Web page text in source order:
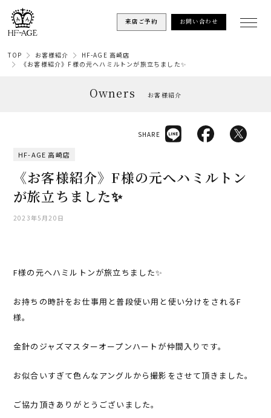
来店ご予約 お問い合わせ
TOP お客様紹介
HF-AGE 高崎店
《お客様紹介》F様の元へハミルトンが旅立ちました✨
Owners お客様紹介
HF-AGE 高崎店
《お客様紹介》F様の元へハミルトン
が旅立ちました✨
2023年5月20日
SHARE
F様の元へハミルトンが旅立ちました✨
お持ちの時計をお仕事用と普段使い用と使い分けをされるF
様。
金針のジャズマスターオープンハートが仲間入りです。
お似合いすぎて色んなアングルから撮影をさせて頂きました。
ご協力頂きありがとうございました。